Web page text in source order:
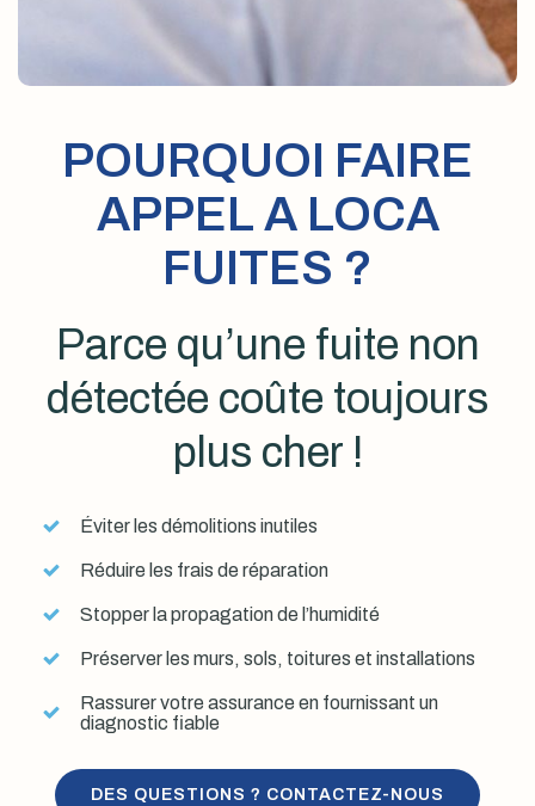
POURQUOI FAIRE
APPEL A LOCA
FUITES ?
Parce qu’une fuite non
détectée coûte toujours
plus cher !
Éviter les démolitions inutiles
Réduire les frais de réparation
Stopper la propagation de l’humidité
Préserver les murs, sols, toitures et installations
Rassurer votre assurance en fournissant un
diagnostic fiable
DES QUESTIONS ? CONTACTEZ-NOUS